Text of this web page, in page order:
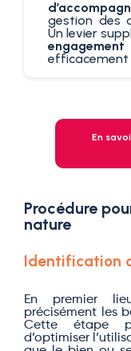
gestion des
Un levier
efficacement
En
Procédure
nature
Identification
En premier
précisément les
Cette étape
d’optimiser